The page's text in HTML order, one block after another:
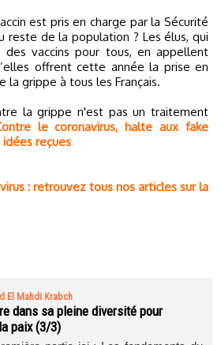
est pris en charge par la Sécurité
reste de la population ? Les élus, qui
vaccins pour tous, en appellent
offrent cette année la prise en
la grippe à tous les Français.
la grippe n'est pas un traitement
le coronavirus, halte aux fake
idées reçues
: retrouvez tous nos articles sur la
El Mahdi Krabch
dans sa pleine diversité pour
paix (3/3)